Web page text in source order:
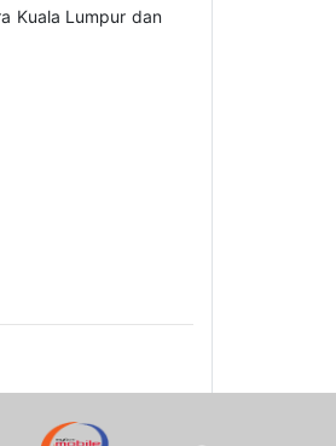
Kuala Lumpur dan